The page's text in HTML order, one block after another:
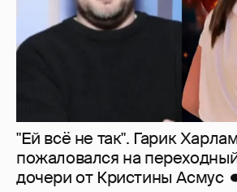
"Ей всё не так". Гарик
пожаловался на
дочери от Кристины Асмус